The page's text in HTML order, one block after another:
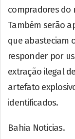
compradores do
Também serão
que abasteciam
responder por
extração ilegal
artefato
identificados.
Bahia Noticias.